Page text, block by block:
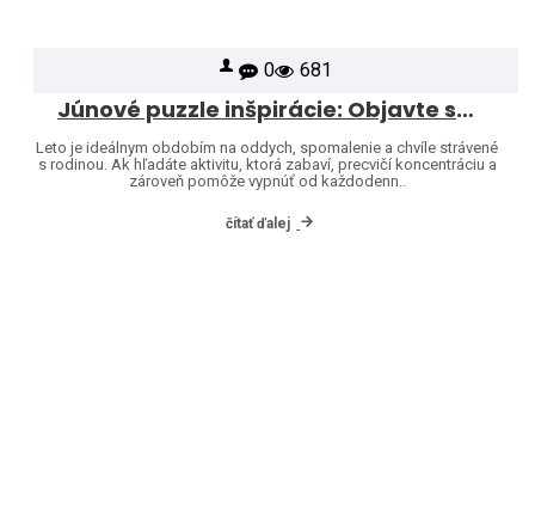
0 681
Júnové puzzle inšpirácie: Objavte svet značiek Heye a Jumbo
Leto je ideálnym obdobím na oddych, spomalenie a chvíle strávené
s rodinou. Ak hľadáte aktivitu, ktorá zabaví, precvičí koncentráciu a
zároveň pomôže vypnúť od každodenn..
čítať ďalej